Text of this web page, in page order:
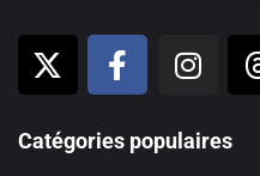
Catégories populaires